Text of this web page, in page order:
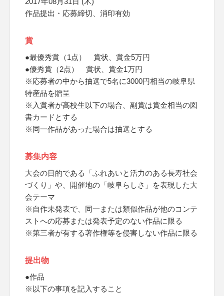
作品提出・応募締切、消印有効
賞
●最優秀賞（1点） 賞状、賞金5万円
●優秀賞（2点） 賞状、賞金1万円
※応募者の中から抽選で5名に3000円相当の岐阜県
特産品を贈呈
※入賞者が高校生以下の場合、副賞は賞金相当の図
書カードとする
※同一作品があった場合は抽選とする
募集内容
大会の目的である「ふれあいと活力のある長寿社会
づくり」や、開催地の「岐阜らしさ」を表現した大
会テーマ
※自作未発表で、同一または類似作品が他のコンテ
ストへの応募または発表予定のない作品に限る
※第三者が有する著作権等を侵害しない作品に限る
提出物
●作品
※以下の事項を記入すること